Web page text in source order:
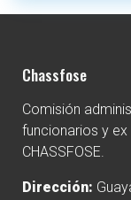
Chassfose
Comisión
funcionarios y ex
CHASSFOSE.
Dirección: